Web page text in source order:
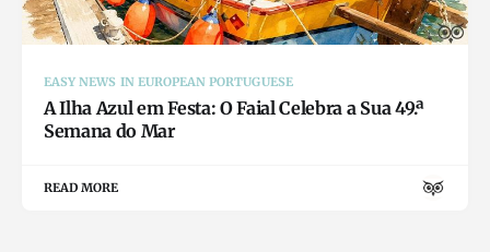
EASY NEWS IN EUROPEAN PORTUGUESE
A Ilha Azul em Festa: O Faial Celebra a Sua 49.ª
Semana do Mar
READ MORE